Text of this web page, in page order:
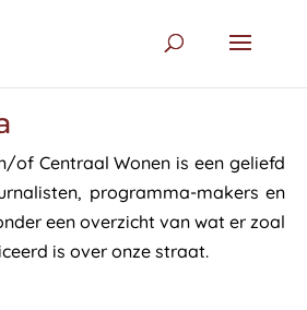
of Centraal Wonen is een geliefd
programma-makers en
een overzicht van wat er zoal
is over onze straat.